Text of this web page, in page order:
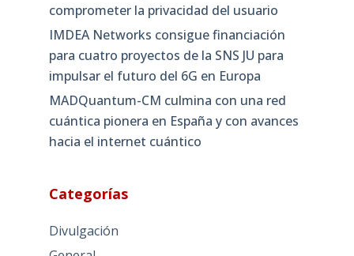
comprometer la privacidad del usuario
IMDEA Networks consigue financiación
para cuatro proyectos de la SNS JU para
impulsar el futuro del 6G en Europa
MADQuantum-CM culmina con una red
cuántica pionera en España y con avances
hacia el internet cuántico
Categorías
Divulgación